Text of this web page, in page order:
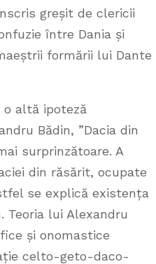
greșit de clericii
între Dania și
formării lui Dante
altă ipoteză
Bădin, ”Dacia din
surprinzătoare. A
din răsărit, ocupate
se explică existența
Teoria lui Alexandru
și onomastice
celto-geto-daco-